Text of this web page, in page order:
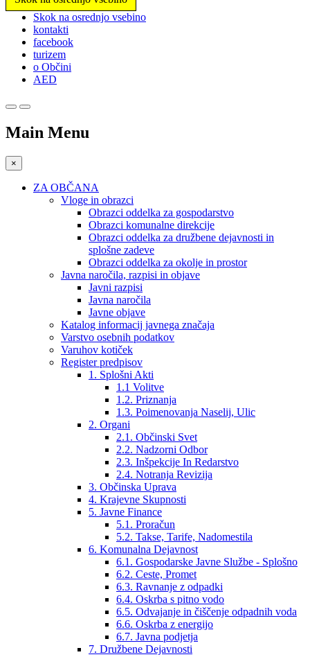
Prosimo,
upoštevajte:
spletno
mesto
vključuje
sistem
Skok na osrednjo vsebino
kontakti
facebook
turizem
o Občini
AED
Main Menu
×
ZA OBČANA
Vloge in obrazci
Obrazci oddelka za gospodarstvo
Obrazci komunalne direkcije
Obrazci oddelka za družbene dejavnosti in
splošne zadeve
Obrazci oddelka za okolje in prostor
Javna naročila, razpisi in objave
Javni razpisi
Javna naročila
Javne objave
Katalog informacij javnega značaja
Varstvo osebnih podatkov
Varuhov kotiček
Register predpisov
1. Splošni Akti
1.1 Volitve
1.2. Priznanja
1.3. Poimenovanja Naselij, Ulic
2. Organi
2.1. Občinski Svet
2.2. Nadzorni Odbor
2.3. Inšpekcije In Redarstvo
2.4. Notranja Revizija
3. Občinska Uprava
4. Krajevne Skupnosti
5. Javne Finance
5.1. Proračun
5.2. Takse, Tarife, Nadomestila
6. Komunalna Dejavnost
6.1. Gospodarske Javne Službe - Splošno
6.2. Ceste, Promet
6.3. Ravnanje z odpadki
6.4. Oskrba s pitno vodo
6.5. Odvajanje in čiščenje odpadnih voda
6.6. Oskrba z energijo
6.7. Javna podjetja
7. Družbene Dejavnosti